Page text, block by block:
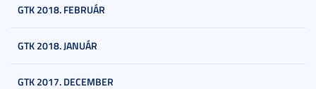
GTK 2018. FEBRUÁR
GTK 2018. JANUÁR
GTK 2017. DECEMBER